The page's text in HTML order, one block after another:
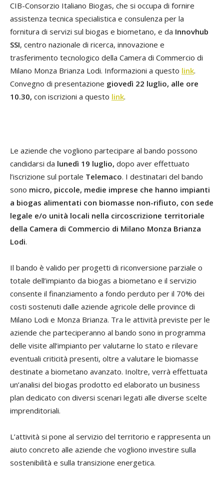
CIB-Consorzio Italiano Biogas, che si occupa di fornire
assistenza tecnica specialistica e consulenza per la
fornitura di servizi sul biogas e biometano, e da Innovhub
SSI, centro nazionale di ricerca, innovazione e
trasferimento tecnologico della Camera di Commercio di
Milano Monza Brianza Lodi. Informazioni a questo link.
Convegno di presentazione giovedì 22 luglio, alle ore
10.30, con iscrizioni a questo link.
Le aziende che vogliono partecipare al bando possono
candidarsi da lunedì 19 luglio, dopo aver effettuato
l’iscrizione sul portale Telemaco. I destinatari del bando
sono micro, piccole, medie imprese che hanno impianti
a biogas alimentati con biomasse non-rifiuto, con sede
legale e/o unità locali nella circoscrizione territoriale
della Camera di Commercio di Milano Monza Brianza
Lodi.
Il bando è valido per progetti di riconversione parziale o
totale dell’impianto da biogas a biometano e il servizio
consente il finanziamento a fondo perduto per il 70% dei
costi sostenuti dalle aziende agricole delle province di
Milano Lodi e Monza Brianza. Tra le attività previste per le
aziende che parteciperanno al bando sono in programma
delle visite all’impianto per valutarne lo stato e rilevare
eventuali criticità presenti, oltre a valutare le biomasse
destinate a biometano avanzato. Inoltre, verrà effettuata
un’analisi del biogas prodotto ed elaborato un business
plan dedicato con diversi scenari legati alle diverse scelte
imprenditoriali.
L’attività si pone al servizio del territorio e rappresenta un
aiuto concreto alle aziende che vogliono investire sulla
sostenibilità e sulla transizione energetica.